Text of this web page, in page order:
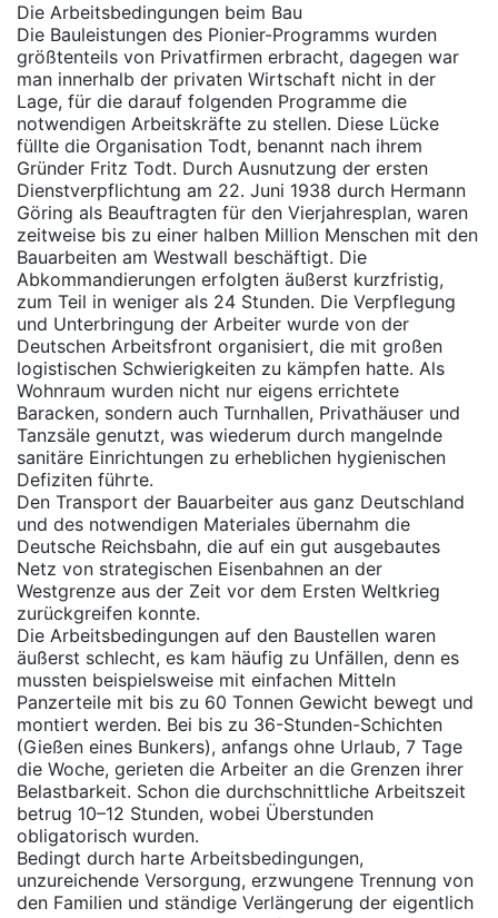
Die Arbeitsbedingungen beim Bau
Die Bauleistungen des Pionier-Programms wurden
größtenteils von Privatfirmen erbracht, dagegen war
man innerhalb der privaten Wirtschaft nicht in der
Lage, für die darauf folgenden Programme die
notwendigen Arbeitskräfte zu stellen. Diese Lücke
füllte die Organisation Todt, benannt nach ihrem
Gründer Fritz Todt. Durch Ausnutzung der ersten
Dienstverpflichtung am 22. Juni 1938 durch Hermann
Göring als Beauftragten für den Vierjahresplan, waren
zeitweise bis zu einer halben Million Menschen mit den
Bauarbeiten am Westwall beschäftigt. Die
Abkommandierungen erfolgten äußerst kurzfristig,
zum Teil in weniger als 24 Stunden. Die Verpflegung
und Unterbringung der Arbeiter wurde von der
Deutschen Arbeitsfront organisiert, die mit großen
logistischen Schwierigkeiten zu kämpfen hatte. Als
Wohnraum wurden nicht nur eigens errichtete
Baracken, sondern auch Turnhallen, Privathäuser und
Tanzsäle genutzt, was wiederum durch mangelnde
sanitäre Einrichtungen zu erheblichen hygienischen
Defiziten führte.
Den Transport der Bauarbeiter aus ganz Deutschland
und des notwendigen Materiales übernahm die
Deutsche Reichsbahn, die auf ein gut ausgebautes
Netz von strategischen Eisenbahnen an der
Westgrenze aus der Zeit vor dem Ersten Weltkrieg
zurückgreifen konnte.
Die Arbeitsbedingungen auf den Baustellen waren
äußerst schlecht, es kam häufig zu Unfällen, denn es
mussten beispielsweise mit einfachen Mitteln
Panzerteile mit bis zu 60 Tonnen Gewicht bewegt und
montiert werden. Bei bis zu 36-Stunden-Schichten
(Gießen eines Bunkers), anfangs ohne Urlaub, 7 Tage
die Woche, gerieten die Arbeiter an die Grenzen ihrer
Belastbarkeit. Schon die durchschnittliche Arbeitszeit
betrug 10–12 Stunden, wobei Überstunden
obligatorisch wurden.
Bedingt durch harte Arbeitsbedingungen,
unzureichende Versorgung, erzwungene Trennung von
den Familien und ständige Verlängerung der eigentlich